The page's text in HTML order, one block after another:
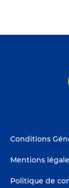
Footer
Conditions
Mentions
Politique de